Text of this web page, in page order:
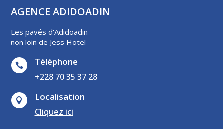
AGENCE ADIDOADIN
Les pavés d'Adidoadin
non loin de Jess Hotel
 Téléphone
+228 70 35 37 28

Localisation
Cliquez ici